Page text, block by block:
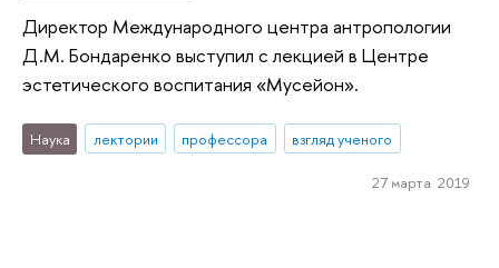
Директор Международного центра антропологии
Д.М. Бондаренко выступил с лекцией в Центре
эстетического воспитания «Мусейон».
Наука лектории профессора взгляд ученого
27 марта 2019